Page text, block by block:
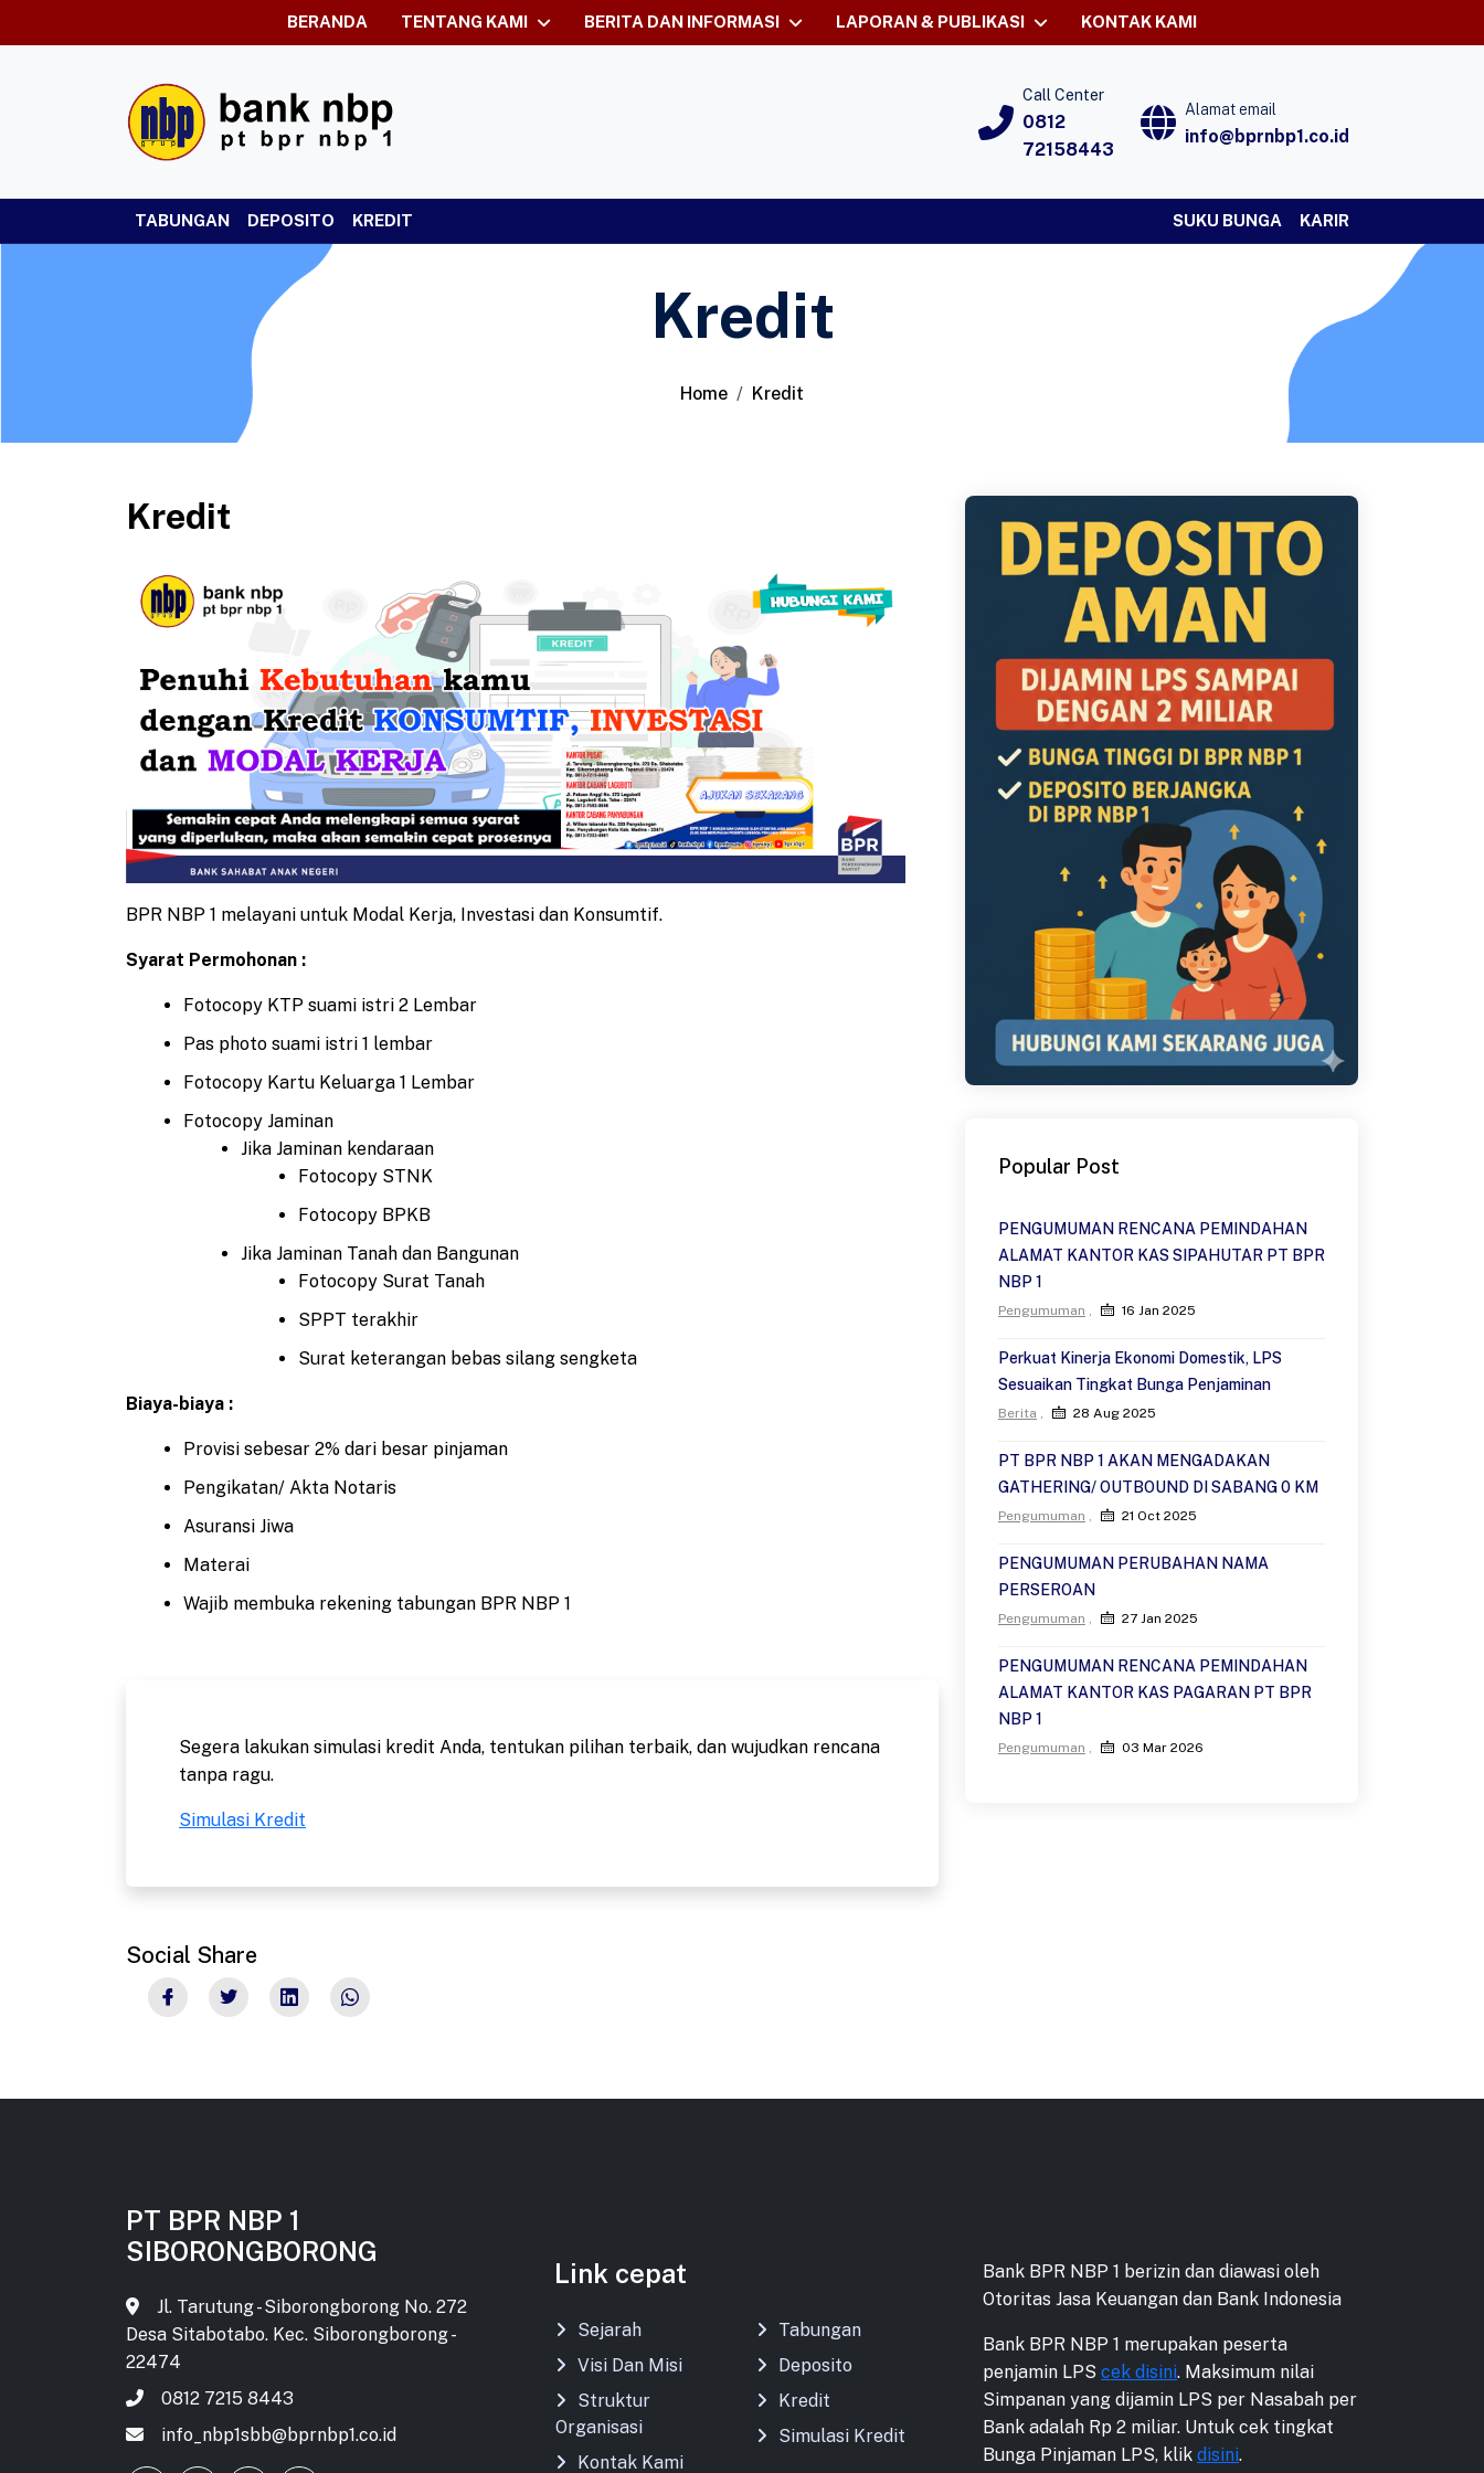
BERANDA TENTANG KAMI BERITA DAN INFORMASI LAPORAN & PUBLIKASI KONTAK KAMI
Call Center
0812
72158443
Alamat email
info@bprnbp1.co.id
TABUNGAN DEPOSITO KREDIT SUKU BUNGA KARIR
Kredit
Home Kredit
Kredit
BPR NBP 1 melayani untuk Modal Kerja, Investasi dan Konsumtif.
Syarat Permohonan :
Fotocopy KTP suami istri 2 Lembar
Pas photo suami istri 1 lembar
Fotocopy Kartu Keluarga 1 Lembar
Fotocopy Jaminan
Jika Jaminan kendaraan
Fotocopy STNK
Fotocopy BPKB
Jika Jaminan Tanah dan Bangunan
Fotocopy Surat Tanah
SPPT terakhir
Surat keterangan bebas silang sengketa
Biaya-biaya :
Provisi sebesar 2% dari besar pinjaman
Pengikatan/ Akta Notaris
Asuransi Jiwa
Materai
Wajib membuka rekening tabungan BPR NBP 1
Segera lakukan simulasi kredit Anda, tentukan pilihan terbaik, dan wujudkan rencana
tanpa ragu.
Simulasi Kredit
Social Share
Popular Post
PENGUMUMAN RENCANA PEMINDAHAN
ALAMAT KANTOR KAS SIPAHUTAR PT BPR
NBP 1
Pengumuman 16 Jan 2025
Perkuat Kinerja Ekonomi Domestik, LPS
Sesuaikan Tingkat Bunga Penjaminan
Berita 28 Aug 2025
PT BPR NBP 1 AKAN MENGADAKAN
GATHERING/ OUTBOUND DI SABANG 0 KM
Pengumuman 21 Oct 2025
PENGUMUMAN PERUBAHAN NAMA
PERSEROAN
Pengumuman 27 Jan 2025
PENGUMUMAN RENCANA PEMINDAHAN
ALAMAT KANTOR KAS PAGARAN PT BPR
NBP 1
Pengumuman 03 Mar 2026
PT BPR NBP 1
SIBORONGBORONG
Jl. Tarutung - Siborongborong No. 272
Desa Sitabotabo. Kec. Siborongborong -
22474
0812 7215 8443
info_nbp1sbb@bprnbp1.co.id
Link cepat
Sejarah
Visi Dan Misi
Struktur
Organisasi
Kontak Kami
Tabungan
Deposito
Kredit
Simulasi Kredit
Bank BPR NBP 1 berizin dan diawasi oleh
Otoritas Jasa Keuangan dan Bank Indonesia
Bank BPR NBP 1 merupakan peserta
penjamin LPS cek disini. Maksimum nilai
Simpanan yang dijamin LPS per Nasabah per
Bank adalah Rp 2 miliar. Untuk cek tingkat
Bunga Pinjaman LPS, klik disini.